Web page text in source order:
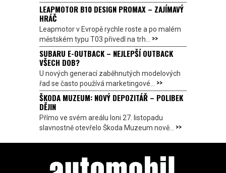
LEAPMOTOR B10 DESIGN PROMAX – ZAJÍMAVÝ
HRÁČ
Leapmotor v Evropě rychle roste a po malém
městském typu T03 přivedl na trh... >>
SUBARU E-OUTBACK – NEJLEPŠÍ OUTBACK
VŠECH DOB?
U nových generací zaběhnutých modelových
řad se často používá marketingové... >>
ŠKODA MUZEUM: NOVÝ DEPOZITÁŘ – POLIBEK
DĚJIN
Přímo ve svém areálu loni 27. listopadu
slavnostně otevřelo Škoda Muzeum nově... >>